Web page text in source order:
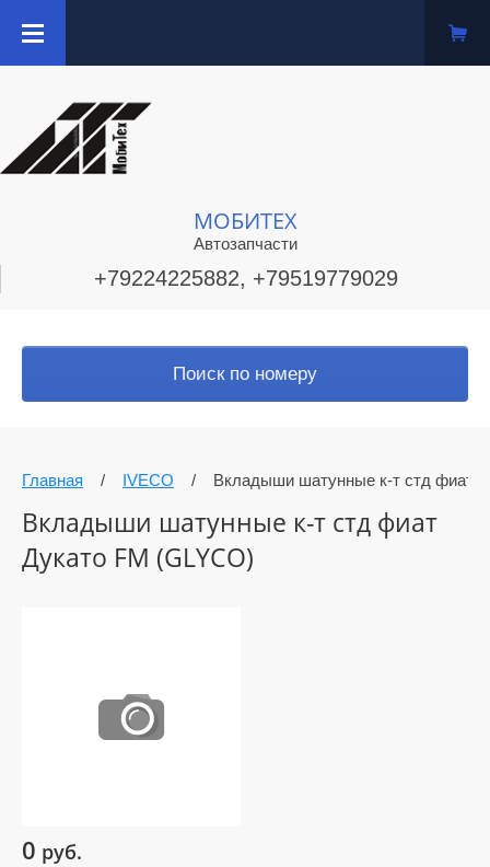
МОБИТЕХ
Автозапчасти
+79224225882, +79519779029
Поиск по номеру
Главная / IVECO / Вкладыши шатунные к-т стд фиат
Вкладыши шатунные к-т стд фиат
Дукато FM (GLYCO)
0 руб.